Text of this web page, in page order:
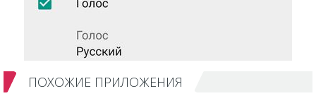
ПОХОЖИЕ ПРИЛОЖЕНИЯ